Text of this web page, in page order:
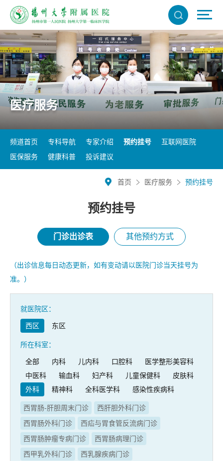
医疗服务
频道首页 专科导航 专家介绍 预约挂号
互联网医院
医保服务
健康科普 投诉建议
首页 医疗服务 预约挂号
预约挂号
门诊出诊表 其他预约方式
（出诊信息每日动态更新，如有变动请以医院门诊当天挂号为
准。）
就医院区：
西区 东区
所在科室：
全部 内科 儿内科 口腔科
医学整形美容科
中医科
输血科 妇产科 儿童保健科
皮肤科
外科
西胃肠-肝胆周末门诊
西肝胆外科门诊
西胃肠外科门诊
西疝与胃食管反流病门诊
西胃肠肿瘤专病门诊
西胃肠病理门诊
西甲乳外科门诊
西乳腺疾病门诊
精神科 全科医学科 感染性疾病科